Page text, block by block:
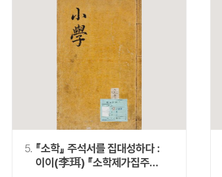
5. 『소학』 주석서를 집대성하다 :
이이(李珥) 『소학제가집주